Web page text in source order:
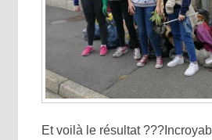
Et voilà le résultat